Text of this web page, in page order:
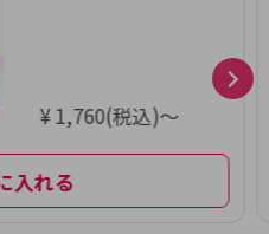
¥ 1,760(税込)～
入れる